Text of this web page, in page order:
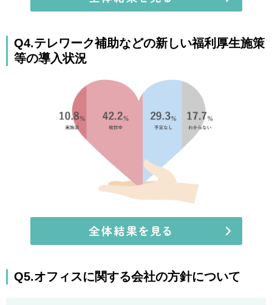
Q4.テレワーク補助などの新しい福利厚生施策
等の導入状況
Q5.オフィスに関する会社の方針について